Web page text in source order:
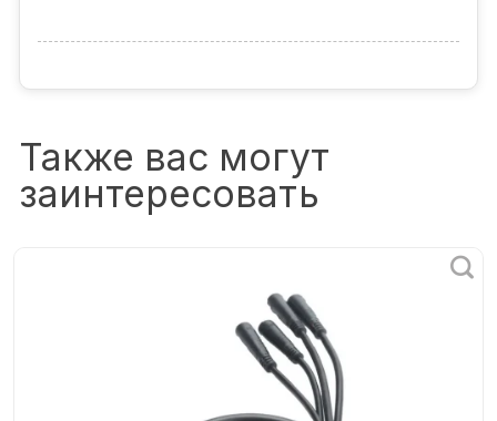
Также вас могут
заинтересовать